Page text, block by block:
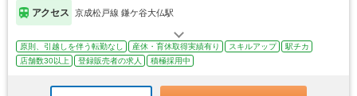
アクセス 京成松戸線 鎌ケ谷大仏駅
原則、引越しを伴う転勤なし 産休・育休取得実績有り スキルアップ
駅チカ
店舗数30以上
登録販売者の求人 積極採用中